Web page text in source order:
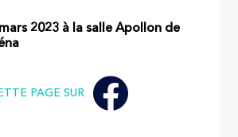
2023 à la salle Apollon de
PAGE SUR